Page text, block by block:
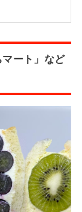
ート」など